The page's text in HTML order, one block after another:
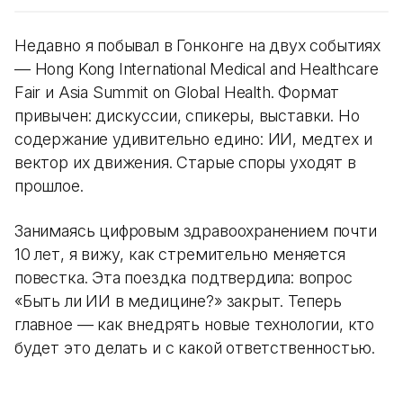
Недавно я побывал в Гонконге на двух событиях
— Hong Kong International Medical and Healthcare
Fair и Asia Summit on Global Health. Формат
привычен: дискуссии, спикеры, выставки. Но
содержание удивительно едино: ИИ, медтех и
вектор их движения. Старые споры уходят в
прошлое.
Занимаясь цифровым здравоохранением почти
10 лет, я вижу, как стремительно меняется
повестка. Эта поездка подтвердила: вопрос
«Быть ли ИИ в медицине?» закрыт. Теперь
главное — как внедрять новые технологии, кто
будет это делать и с какой ответственностью.